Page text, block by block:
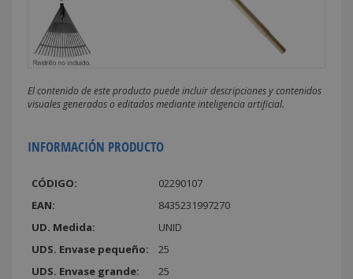
El contenido de este producto puede incluir descripciones y contenidos
visuales generados o editados mediante inteligencia artificial.
INFORMACIÓN PRODUCTO
CÓDIGO:
02290107
EAN:
8435231997270
UD. Medida:
UNID
UDS. Envase pequeño:
25
UDS. Envase grande:
25